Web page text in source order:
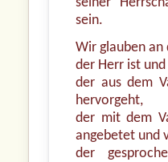
sein.
Wir glauben an
der Herr ist
der aus dem
hervorgeht,
der mit dem
angebetet und
der